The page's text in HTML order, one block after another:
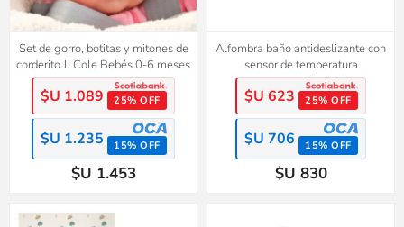
Set de gorro, botitas y mitones de
corderito JJ Cole Bebés 0-6 meses
$U 1.089 25% OFF
$U 1.235 15% OFF
$U 1.453
Alfombra baño antideslizante con
sensor de temperatura
$U 623 25% OFF
$U 706 15% OFF
$U 830